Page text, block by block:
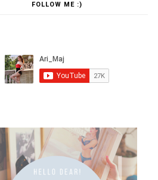
FOLLOW ME :)